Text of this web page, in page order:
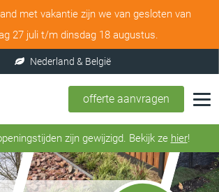
met vakantie zijn we van gesloten van
27 juli t/m dinsdag 18 augustus.
offerte aanvragen
zijn gewijzigd. Bekijk ze hier!